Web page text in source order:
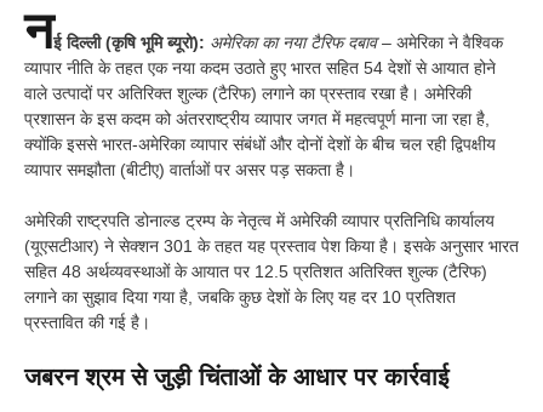
नई दिल्ली (कृषि भूमि ब्यूरो): अमेरिका का नया टैरिफ दबाव – अमेरिका ने वैश्विक
व्यापार नीति के तहत एक नया कदम उठाते हुए भारत सहित 54 देशों से आयात होने
वाले उत्पादों पर अतिरिक्त शुल्क (टैरिफ) लगाने का प्रस्ताव रखा है। अमेरिकी
प्रशासन के इस कदम को अंतरराष्ट्रीय व्यापार जगत में महत्वपूर्ण माना जा रहा है,
क्योंकि इससे भारत-अमेरिका व्यापार संबंधों और दोनों देशों के बीच चल रही द्विपक्षीय
व्यापार समझौता (बीटीए) वार्ताओं पर असर पड़ सकता है।
अमेरिकी राष्ट्रपति डोनाल्ड ट्रम्प के नेतृत्व में अमेरिकी व्यापार प्रतिनिधि कार्यालय
(यूएसटीआर) ने सेक्शन 301 के तहत यह प्रस्ताव पेश किया है। इसके अनुसार भारत
सहित 48 अर्थव्यवस्थाओं के आयात पर 12.5 प्रतिशत अतिरिक्त शुल्क (टैरिफ)
लगाने का सुझाव दिया गया है, जबकि कुछ देशों के लिए यह दर 10 प्रतिशत
प्रस्तावित की गई है।
जबरन श्रम से जुड़ी चिंताओं के आधार पर कार्रवाई